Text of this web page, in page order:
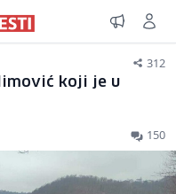
312
koji je u
150